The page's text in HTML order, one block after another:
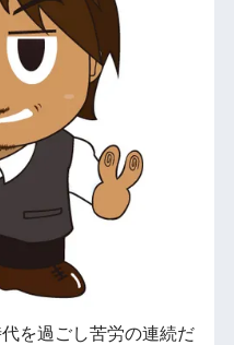
を過ごし苦労の連続だ